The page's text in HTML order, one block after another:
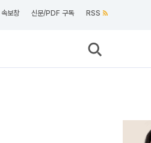
속보창 신문/PDF 구독 RSS